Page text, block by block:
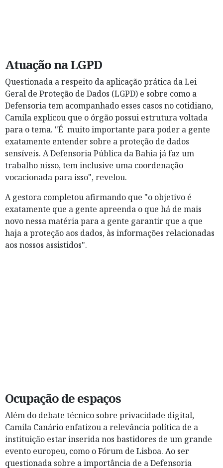
Atuação na LGPD
Questionada a respeito da aplicação prática da Lei
Geral de Proteção de Dados (LGPD) e sobre como a
Defensoria tem acompanhado esses casos no cotidiano,
Camila explicou que o órgão possui estrutura voltada
para o tema. "É muito importante para poder a gente
exatamente entender sobre a proteção de dados
sensíveis. A Defensoria Pública da Bahia já faz um
trabalho nisso, tem inclusive uma coordenação
vocacionada para isso", revelou.
A gestora completou afirmando que "o objetivo é
exatamente que a gente apreenda o que há de mais
novo nessa matéria para a gente garantir que a que
haja a proteção aos dados, às informações relacionadas
aos nossos assistidos".
Ocupação de espaços
Além do debate técnico sobre privacidade digital,
Camila Canário enfatizou a relevância política de a
instituição estar inserida nos bastidores de um grande
evento europeu, como o Fórum de Lisboa. Ao ser
questionada sobre a importância de a Defensoria